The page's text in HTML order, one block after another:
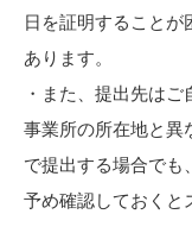
日を証明すること
あります。
・また、提出先はご
事業所の所在地と異
で提出する場合でも
予め確認しておくと